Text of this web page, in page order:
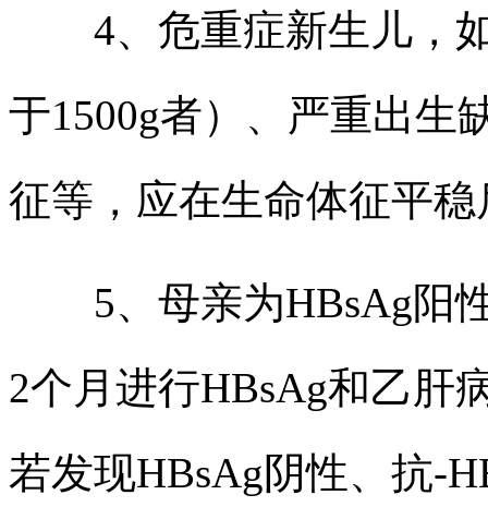
4、危重症新生儿，如
于1500g者）、严重出生
征等，应在生命体征平
5、母亲为HBsAg阳性
2个月进行HBsAg和乙肝
若发现HBsAg阴性、抗-